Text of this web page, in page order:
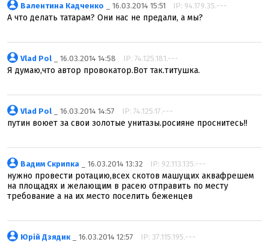
Валентина Кадченко _ 16.03.2014 15:51 IP: 94.179.35.---
А что делать татарам? Они нас не предали, а мы?
Vlad Pol _ 16.03.2014 14:58 IP: 74.125.181.---
Я думаю,что автор провокатор.Вот так.титушка.
Vlad Pol _ 16.03.2014 14:57 IP: 74.125.17.---
путин воюет за свои золотые унитазы.росияне проснитесь!!
Вадим Скрипка _ 16.03.2014 13:32 IP: 92.113.135.---
нужно провести ротацию,всех скотов машущих аквафрешем
на площадях и желающим в расею отправить по месту
требование а на их место поселить беженцев
Юрій Дзядик_ 16.03.2014 12:57 IP: 37.115.195.---